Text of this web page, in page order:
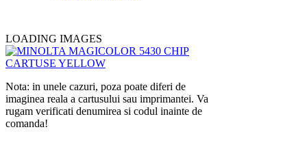
LOADING IMAGES
Nota: in unele cazuri, poza poate diferi de
imaginea reala a cartusului sau imprimantei. Va
rugam verificati denumirea si codul inainte de
comanda!